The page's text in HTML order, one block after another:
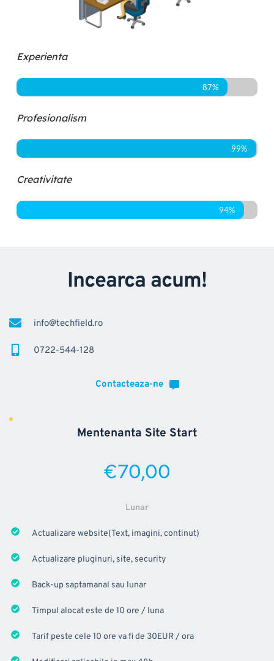
Experienta
87%
Profesionalism
99%
Creativitate
94%
Incearca acum!
info@techfield.ro
0722-544-128
Contacteaza-ne
Mentenanta Site Start
€70,00
Lunar
Actualizare website(Text, imagini, continut)
Actualizare pluginuri, site, security
Back-up saptamanal sau lunar
Timpul alocat este de 10 ore / luna
Tarif peste cele 10 ore va fi de 30EUR / ora